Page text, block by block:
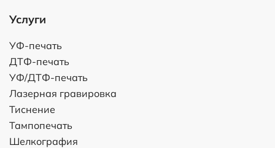
Услуги
УФ-печать
ДТФ-печать
УФ/ДТФ-печать
Лазерная гравировка
Тиснение
Тампопечать
Шелкография